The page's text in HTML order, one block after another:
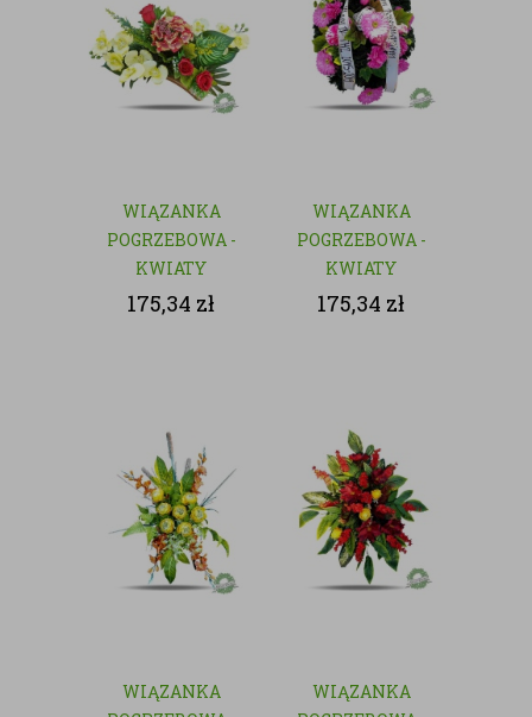
WIĄZANKA
POGRZEBOWA -
KWIATY
SZTUCZNE
175,34 zł
WIĄZANKA
POGRZEBOWA -
KWIATY
SZTUCZNE
175,34 zł
WIĄZANKA
WIĄZANKA